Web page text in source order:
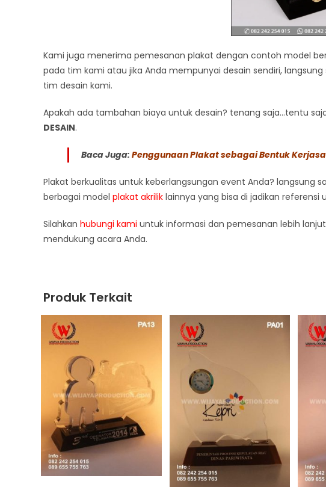
Kami juga menerima pemesanan plakat dengan contoh model
pada tim kami atau jika Anda mempunyai desain sendiri,
tim desain kami.
Apakah ada tambahan biaya untuk desain? tenang saja…tentu
DESAIN.
Baca Juga: Penggunaan Plakat sebagai Bentuk
Plakat berkualitas untuk keberlangsungan event Anda? langsung
berbagai model plakat akrilik lainnya yang bisa di jadikan referensi
Silahkan hubungi kami untuk informasi dan pemesanan lebih
mendukung acara Anda.
Produk Terkait